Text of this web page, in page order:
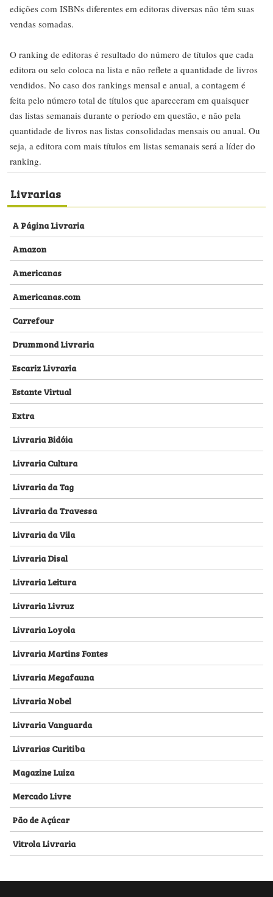
edições com ISBNs diferentes em editoras diversas não têm suas
vendas somadas.
O ranking de editoras é resultado do número de títulos que cada
editora ou selo coloca na lista e não reflete a quantidade de livros
vendidos. No caso dos rankings mensal e anual, a contagem é
feita pelo número total de títulos que apareceram em quaisquer
das listas semanais durante o período em questão, e não pela
quantidade de livros nas listas consolidadas mensais ou anual. Ou
seja, a editora com mais títulos em listas semanais será a líder do
ranking.
Livrarias
A Página Livraria
Amazon
Americanas
Americanas.com
Carrefour
Drummond Livraria
Escariz Livraria
Estante Virtual
Extra
Livraria Bidóia
Livraria Cultura
Livraria da Tag
Livraria da Travessa
Livraria da Vila
Livraria Disal
Livraria Leitura
Livraria Livruz
Livraria Loyola
Livraria Martins Fontes
Livraria Megafauna
Livraria Nobel
Livraria Vanguarda
Livrarias Curitiba
Magazine Luiza
Mercado Livre
Pão de Açúcar
Vitrola Livraria